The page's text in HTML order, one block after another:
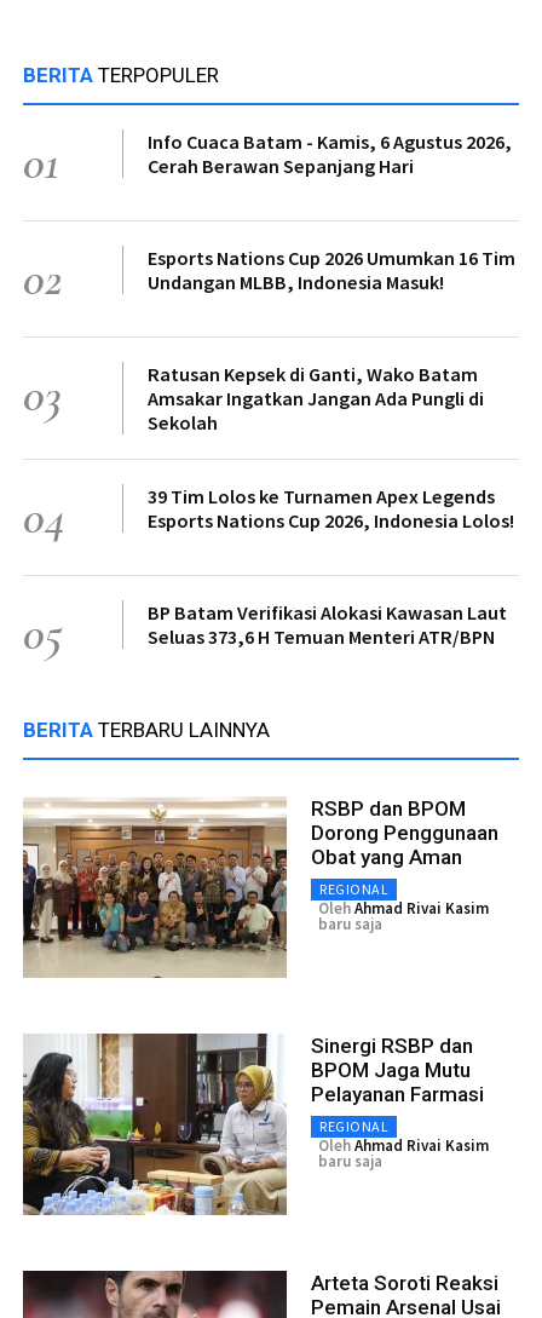
BERITA TERPOPULER
01
Info Cuaca Batam - Kamis, 6 Agustus 2026,
Cerah Berawan Sepanjang Hari
02
Esports Nations Cup 2026 Umumkan 16 Tim
Undangan MLBB, Indonesia Masuk!
03
Ratusan Kepsek di Ganti, Wako Batam
Amsakar Ingatkan Jangan Ada Pungli di
Sekolah
04
39 Tim Lolos ke Turnamen Apex Legends
Esports Nations Cup 2026, Indonesia Lolos!
05
BP Batam Verifikasi Alokasi Kawasan Laut
Seluas 373,6 H Temuan Menteri ATR/BPN
BERITA TERBARU LAINNYA
RSBP dan BPOM
Dorong Penggunaan
Obat yang Aman
REGIONAL
OlehAhmad Rivai Kasim
baru saja
Sinergi RSBP dan
BPOM Jaga Mutu
Pelayanan Farmasi
REGIONAL
OlehAhmad Rivai Kasim
baru saja
Arteta Soroti Reaksi
Pemain Arsenal Usai